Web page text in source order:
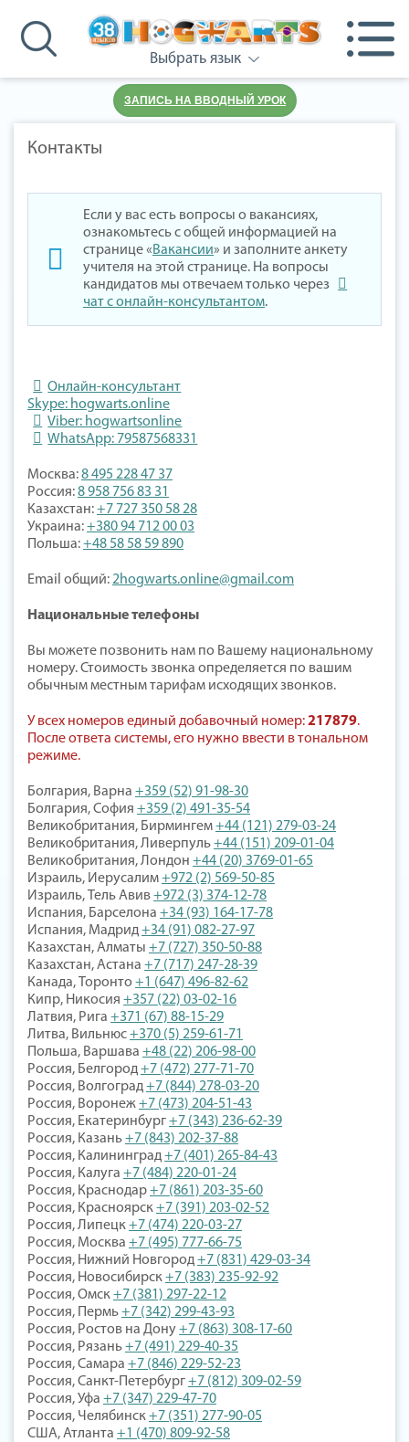
Выбрать язык
ЗАПИСЬ НА ВВОДНЫЙ УРОК
Контакты
Если у вас есть вопросы о вакансиях,
ознакомьтесь с общей информацией на
странице «Вакансии» и заполните анкету
учителя на этой странице. На вопросы
кандидатов мы отвечаем только через
чат с онлайн-консультантом.
Онлайн-консультант
Skype: hogwarts.online
Viber: hogwartsonline
WhatsApp: 79587568331
Москва:8 495 228 47 37
Россия:8 958 756 83 31
Казахстан:+7 727 350 58 28
Украина:+380 94 712 00 03
Польша:+48 58 58 59 890
Email общий:2hogwarts.online@gmail.com
Национальные телефоны
Вы можете позвонить нам по Вашему национальному
номеру. Стоимость звонка определяется по вашим
обычным местным тарифам исходящих звонков.
У всех номеров единый добавочный номер:217879.
После ответа системы, его нужно ввести в тональном
режиме.
Болгария, Варна +359 (52) 91-98-30
Болгария, София +359 (2) 491-35-54
Великобритания, Бирмингем+44 (121) 279-03-24
Великобритания, Ливерпуль+44 (151) 209-01-04
Великобритания, Лондон +44 (20) 3769-01-65
Израиль, Иерусалим+972 (2) 569-50-85
Израиль, Тель Авив+972 (3) 374-12-78
Испания, Барселона +34 (93) 164-17-78
Испания, Мадрид+34 (91) 082-27-97
Казахстан, Алматы +7 (727) 350-50-88
Казахстан, Астана +7 (717) 247-28-39
Канада, Торонто +1 (647) 496-82-62
Кипр, Никосия +357 (22) 03-02-16
Латвия, Рига +371 (67) 88-15-29
Литва, Вильнюс+370 (5) 259-61-71
Польша, Варшава +48 (22) 206-98-00
Россия, Белгород+7 (472) 277-71-70
Россия, Волгоград+7 (844) 278-03-20
Россия, Воронеж+7 (473) 204-51-43
Россия, Екатеринбург+7 (343) 236-62-39
Россия, Казань+7 (843) 202-37-88
Россия, Калининград+7 (401) 265-84-43
Россия, Калуга +7 (484) 220-01-24
Россия, Краснодар+7 (861) 203-35-60
Россия, Красноярск+7 (391) 203-02-52
Россия, Липецк+7 (474) 220-03-27
Россия, Москва +7 (495) 777-66-75
Россия, Нижний Новгород+7 (831) 429-03-34
Россия, Новосибирск+7 (383) 235-92-92
Россия, Омск+7 (381) 297-22-12
Россия, Пермь+7 (342) 299-43-93
Россия, Ростов на Дону+7 (863) 308-17-60
Россия, Рязань+7 (491) 229-40-35
Россия, Самара +7 (846) 229-52-23
Россия, Санкт-Петербург+7 (812) 309-02-59
Россия, Уфа +7 (347) 229-47-70
Россия, Челябинск+7 (351) 277-90-05
США, Атланта +1 (470) 809-92-58